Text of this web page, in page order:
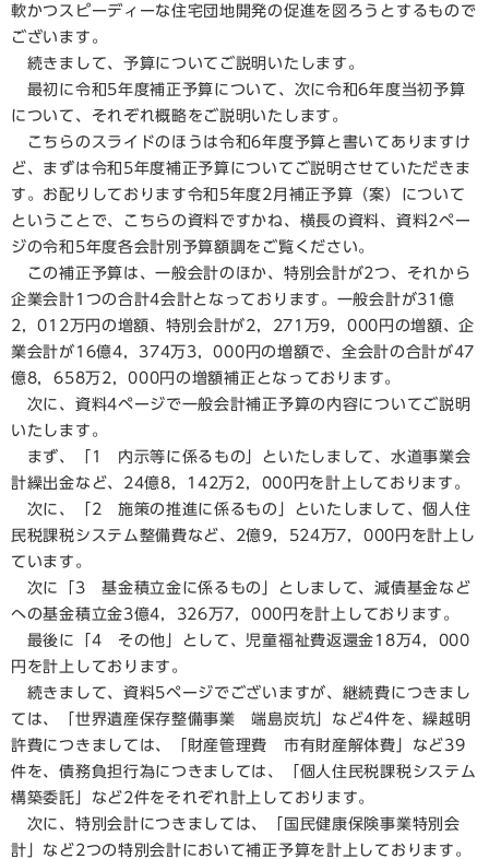
軟かつスピーディーな住宅団地開発の促進を図ろうとするもので
ございます。
続きまして、予算についてご説明いたします。
最初に令和5年度補正予算について、次に令和6年度当初予算
について、それぞれ概略をご説明いたします。
こちらのスライドのほうは令和6年度予算と書いてありますけ
ど、まずは令和5年度補正予算についてご説明させていただきま
す。お配りしております令和5年度2月補正予算（案）について
ということで、こちらの資料ですかね、横長の資料、資料2ペー
ジの令和5年度各会計別予算額調をご覧ください。
この補正予算は、一般会計のほか、特別会計が2つ、それから
企業会計1つの合計4会計となっております。一般会計が31億
2，012万円の増額、特別会計が2，271万9，000円の増額、企
業会計が16億4，374万3，000円の増額で、全会計の合計が47
億8，658万2，000円の増額補正となっております。
次に、資料4ページで一般会計補正予算の内容についてご説明
いたします。
まず、「1 内示等に係るもの」といたしまして、水道事業会
計繰出金など、24億8，142万2，000円を計上しております。
次に、「2 施策の推進に係るもの」といたしまして、個人住
民税課税システム整備費など、2億9，524万7，000円を計上し
ています。
次に「3 基金積立金に係るもの」としまして、減債基金など
への基金積立金3億4，326万7，000円を計上しております。
最後に「4 その他」として、児童福祉費返還金18万4，000
円を計上しております。
続きまして、資料5ページでございますが、継続費につきまし
ては、「世界遺産保存整備事業 端島炭坑」など4件を、繰越明
許費につきましては、「財産管理費 市有財産解体費」など39
件を、債務負担行為につきましては、「個人住民税課税システム
構築委託」など2件をそれぞれ計上しております。
次に、特別会計につきましては、「国民健康保険事業特別会
計」など2つの特別会計において補正予算を計上しております。